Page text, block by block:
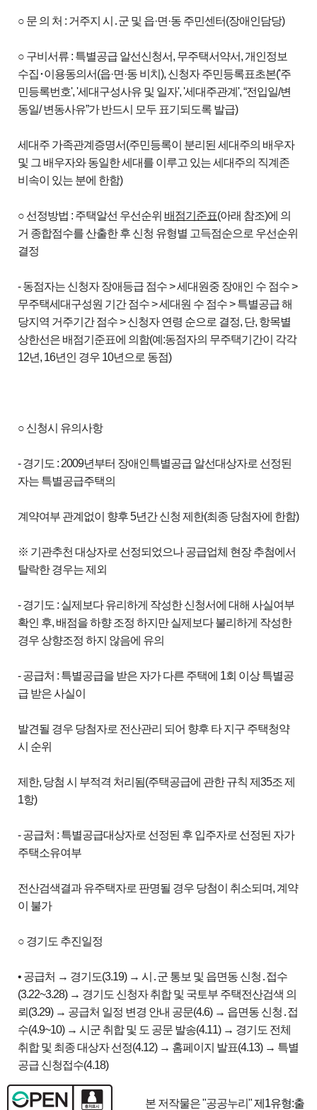
○ 문 의 처 : 거주지 시․군 및 읍·면·동 주민센터(장애인담당)
○ 구비서류 : 특별공급 알선신청서, 무주택서약서, 개인정보
수집･이용동의서(읍·면·동 비치), 신청자 주민등록표초본('주
민등록번호', '세대구성사유 및 일자', '세대주관계', “전입일/변
동일/ 변동사유”가 반드시 모두 표기되도록 발급)
세대주 가족관계증명서(주민등록이 분리된 세대주의 배우자
및 그 배우자와 동일한 세대를 이루고 있는 세대주의 직계존
비속이 있는 분에 한함)
○ 선정방법 : 주택알선 우선순위 배점기준표(아래 참조)에 의
거 종합점수를 산출한 후 신청 유형별 고득점순으로 우선순위
결정
- 동점자는 신청자 장애등급 점수 > 세대원중 장애인 수 점수 >
무주택세대구성원 기간 점수 > 세대원 수 점수 > 특별공급 해
당지역 거주기간 점수 > 신청자 연령 순으로 결정, 단, 항목별
상한선은 배점기준표에 의함(예:동점자의 무주택기간이 각각
12년, 16년인 경우 10년으로 동점)
○ 신청시 유의사항
- 경기도 : 2009년부터 장애인특별공급 알선대상자로 선정된
자는 특별공급주택의
계약여부 관계없이 향후 5년간 신청 제한(최종 당첨자에 한함)
※ 기관추천 대상자로 선정되었으나 공급업체 현장 추첨에서
탈락한 경우는 제외
- 경기도 : 실제보다 유리하게 작성한 신청서에 대해 사실여부
확인 후, 배점을 하향 조정 하지만 실제보다 불리하게 작성한
경우 상향조정 하지 않음에 유의
- 공급처 : 특별공급을 받은 자가 다른 주택에 1회 이상 특별공
급 받은 사실이
발견될 경우 당첨자로 전산관리 되어 향후 타 지구 주택청약
시 순위
제한, 당첨 시 부적격 처리됨(주택공급에 관한 규칙 제35조 제
1항)
- 공급처 : 특별공급대상자로 선정된 후 입주자로 선정된 자가
주택소유여부
전산검색결과 유주택자로 판명될 경우 당첨이 취소되며, 계약
이 불가
○ 경기도 추진일정
• 공급처 → 경기도(3.19) → 시․군 통보 및 읍면동 신청․접수
(3.22~3.28) → 경기도 신청자 취합 및 국토부 주택전산검색 의
뢰(3.29) → 공급처 일정 변경 안내 공문(4.6) → 읍면동 신청․접
수(4.9~10) → 시군 취합 및 도 공문 발송(4.11) → 경기도 전체
취합 및 최종 대상자 선정(4.12) → 홈페이지 발표(4.13) → 특별
공급 신청접수(4.18)
본 저작물은 "공공누리"제1유형:출